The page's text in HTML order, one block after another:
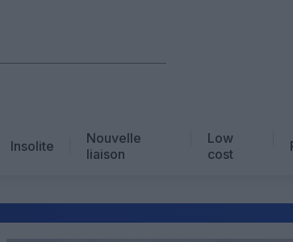
Insolite
Nouvelle
liaison
Low
cost